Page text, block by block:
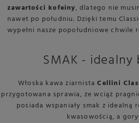
zawartości kofeiny, dlatego nie
nawet po południu. Dzięki temu
wypełni nasze popołudniowe chwile
SMAK - idealny
Włoska kawa ziarnistaCellini
przygotowana sprawia, że wciąż
posiada wspaniały smak z idealną
kwasowością, a